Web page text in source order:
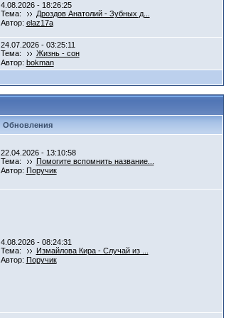
4.08.2026 - 18:26:25
Тема:
Дроздов Анатолий - Зубных д...
Автор: elaz17a
24.07.2026 - 03:25:11
Тема:
Жизнь - сон
Автор: bokman
Обновления
22.04.2026 - 13:10:58
Тема:
Помогите вспомнить название...
Автор: Поручик
4.08.2026 - 08:24:31
Тема:
Измайлова Кира - Случай из ...
Автор: Поручик